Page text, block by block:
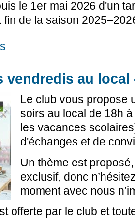
le 1er mai 2026 d'un
fin de la saison
vendredis au local
Le club vous propose
soirs au local de 18h
les vacances
d'échanges et de
Un thème est
exclusif, donc
moment avec nous
offerte par le club et